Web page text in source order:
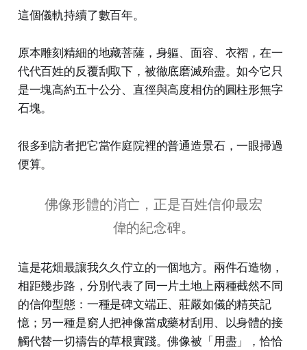
這個儀軌持續了數百年。
原本雕刻精細的地藏菩薩，身軀、面容、衣褶，在一
代代百姓的反覆刮取下，被徹底磨滅殆盡。如今它只
是一塊高約五十公分、直徑與高度相仿的圓柱形無字
石塊。
很多到訪者把它當作庭院裡的普通造景石，一眼掃過
便算。
佛像形體的消亡，正是百姓信仰最宏
偉的紀念碑。
這是花畑最讓我久久佇立的一個地方。兩件石造物，
相距幾步路，分別代表了同一片土地上兩種截然不同
的信仰型態：一種是碑文端正、莊嚴如儀的精英記
憶；另一種是窮人把神像當成藥材刮用、以身體的接
觸代替一切禱告的草根實踐。佛像被「用盡」，恰恰